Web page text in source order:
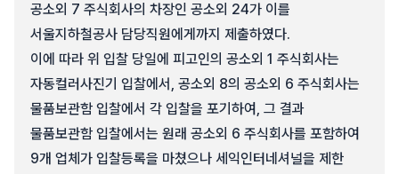
공소외 7 주식회사의 차장인 공소외 24가 이를
서울지하철공사 담당직원에게까지 제출하였다.
이에 따라 위 입찰 당일에 피고인의 공소외 1 주식회사는
자동컬러사진기 입찰에서, 공소외 8의 공소외 6 주식회사는
물품보관함 입찰에서 각 입찰을 포기하여, 그 결과
물품보관함 입찰에서는 원래 공소외 6 주식회사를 포함하여
9개 업체가 입찰등록을 마쳤으나 세익인터네셔널을 제한